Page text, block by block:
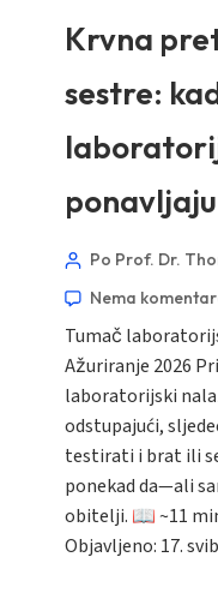
Krvna
sestre:
ponavljaju
Po Prof. Dr.
Nema
Tumač
Ažuriranje 2026
laboratorijski
odstupajući,
testirati i brat ili
ponekad da—ali
obitelji. 📖 ~11
Objavljeno: 17.